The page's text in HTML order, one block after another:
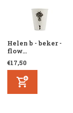
Helen b - beker -
flow...
€17,50